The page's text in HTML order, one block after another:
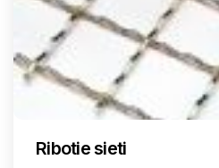
Ribotie sieti